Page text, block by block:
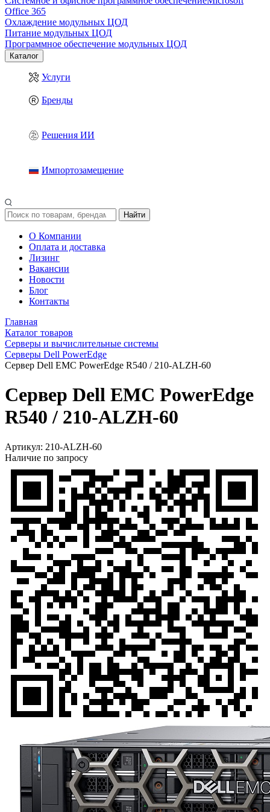
Office 365
Охлаждение модульных ЦОД
Питание модульных ЦОД
Программное обеспечение модульных ЦОД
Каталог
Услуги
Бренды
Решения ИИ
Импортозамещение
Найти
О Компании
Оплата и доставка
Лизинг
Вакансии
Новости
Блог
Контакты
Главная
Каталог товаров
Серверы и вычислительные системы
Серверы Dell PowerEdge
Сервер Dell EMC PowerEdge R540 / 210-ALZH-60
Сервер Dell EMC PowerEdge
R540 / 210-ALZH-60
Артикул: 210-ALZH-60
Наличие по запросу